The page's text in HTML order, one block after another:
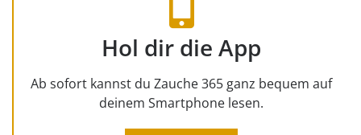
Hol dir die App
Ab sofort kannst du Zauche 365 ganz bequem auf
deinem Smartphone lesen.